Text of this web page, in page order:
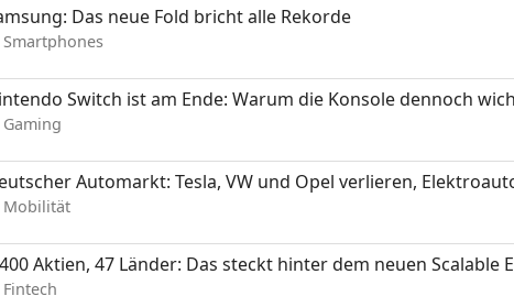
Das neue Fold bricht alle Rekorde
Switch ist am Ende: Warum die Konsole dennoch
Automarkt: Tesla, VW und Opel verlieren,
Mobilität
Aktien, 47 Länder: Das steckt hinter dem neuen Scalable